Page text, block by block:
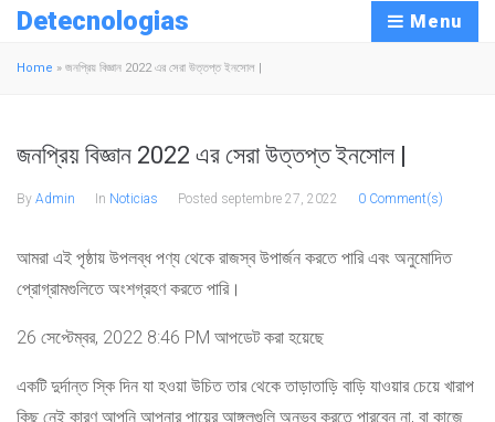
Detecnologias Menu
Home » জনপ্রিয় বিজ্ঞান 2022 এর সেরা উত্তপ্ত ইনসোল |
জনপ্রিয় বিজ্ঞান 2022 এর সেরা উত্তপ্ত ইনসোল |
By Admin In Noticias Posted septembre 27, 2022 0 Comment(s)
আমরা এই পৃষ্ঠায় উপলব্ধ পণ্য থেকে রাজস্ব উপার্জন করতে পারি এবং অনুমোদিত
প্রোগ্রামগুলিতে অংশগ্রহণ করতে পারি।
26 সেপ্টেম্বর, 2022 8:46 PM আপডেট করা হয়েছে
একটি দুর্দান্ত স্কি দিন যা হওয়া উচিত তার থেকে তাড়াতাড়ি বাড়ি যাওয়ার চেয়ে খারাপ
কিছু নেই কারণ আপনি আপনার পায়ের আঙ্গুলগুলি অনুভব করতে পারবেন না, বা কাজে